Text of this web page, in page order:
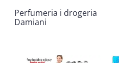
Perfumeria i drogeria
Damiani